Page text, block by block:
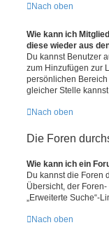
Nach oben
Wie kann ich
diese wieder aus
Du kannst Benutzer
zum Hinzufügen zur
persönlichen
gleicher Stelle
Nach oben
Die Foren
Wie kann ich ein
Du kannst die Foren
Übersicht, der
„Erweiterte Suche“-
Nach oben